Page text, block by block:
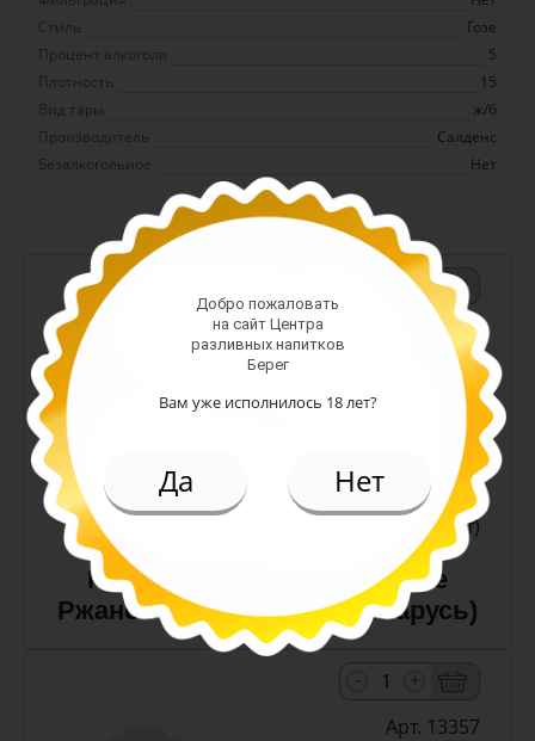
Стиль
Гозе
Процент алкоголя
5
Плотность
15
Вид тары
ж/б
Производитель
Салденс
Безалкогольное
Нет
+
Арт. 10990
темное
Алк: 5%
Плотность: 11.6%
186.00 руб.
(шт)
Пиво Лидское Жигулевское
Ржаное 5,0% с/т 0,5 л (Беларусь)
Арт. 13357
Добро пожаловать
на сайт Центра
разливных напитков
Берег
Вам уже исполнилось 18 лет?
Да Нет